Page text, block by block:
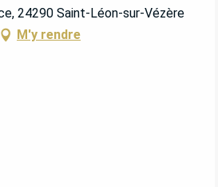
24290 Saint-Léon-sur-Vézère
M'y rendre